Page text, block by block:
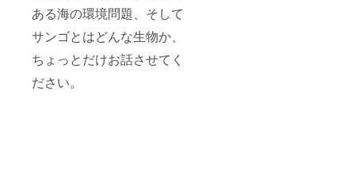
ある海の環境問題、そして
サンゴとはどんな生物か、
ちょっとだけお話させてく
ださい。